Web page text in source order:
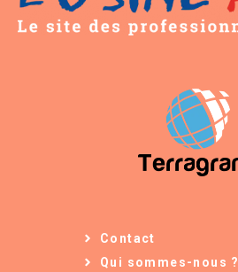
Contact
Qui sommes-nous ?